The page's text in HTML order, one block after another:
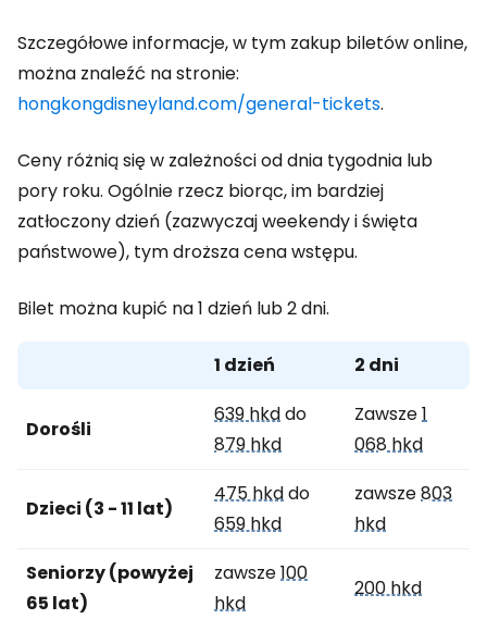
Szczegółowe informacje, w tym zakup biletów online,
można znaleźć na stronie:
hongkongdisneyland.com/general-tickets.
Ceny różnią się w zależności od dnia tygodnia lub
pory roku. Ogólnie rzecz biorąc, im bardziej
zatłoczony dzień (zazwyczaj weekendy i święta
państwowe), tym droższa cena wstępu.
Bilet można kupić na 1 dzień lub 2 dni.
1 dzień 2 dni
Dorośli
639 hkddo
879 hkd
Zawsze1
068 hkd
Dzieci (3 - 11 lat)
475 hkddo
659 hkd
zawsze803
hkd
Seniorzy (powyżej
65 lat)
zawsze100
hkd
200 hkd